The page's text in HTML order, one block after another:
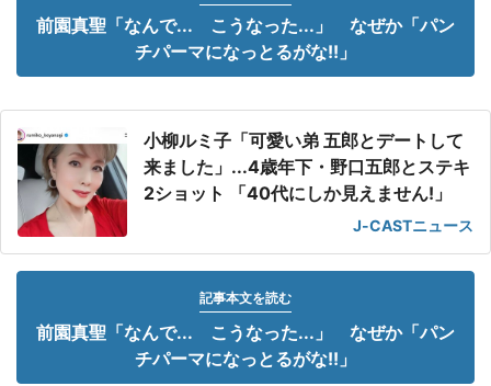
前園真聖「なんで... こうなった...」 なぜか「パン
チパーマになっとるがな!!」
小柳ルミ子「可愛い弟 五郎とデートして
来ました」...4歳年下・野口五郎とステキ
2ショット 「40代にしか見えません!」
J-CASTニュース
記事本文を読む
前園真聖「なんで... こうなった...」 なぜか「パン
チパーマになっとるがな!!」